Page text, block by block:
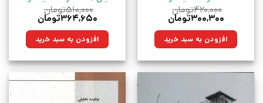
۴۲۰,۰۰۰تومان
قیمت
۴۲۰,۰۰۰تومان
بود.
۳۰۰,۳۰۰تومان
۳۰۰,۳۰۰تومان.افزودن به سبد خرید
۵۱۰,۰۰۰تومان
قیمت
۵۱۰,۰۰۰تومان
بود.
۳۶۴,۶۵۰تومان
۳۶۴,۶۵۰تومان.افزودن به سبد خرید